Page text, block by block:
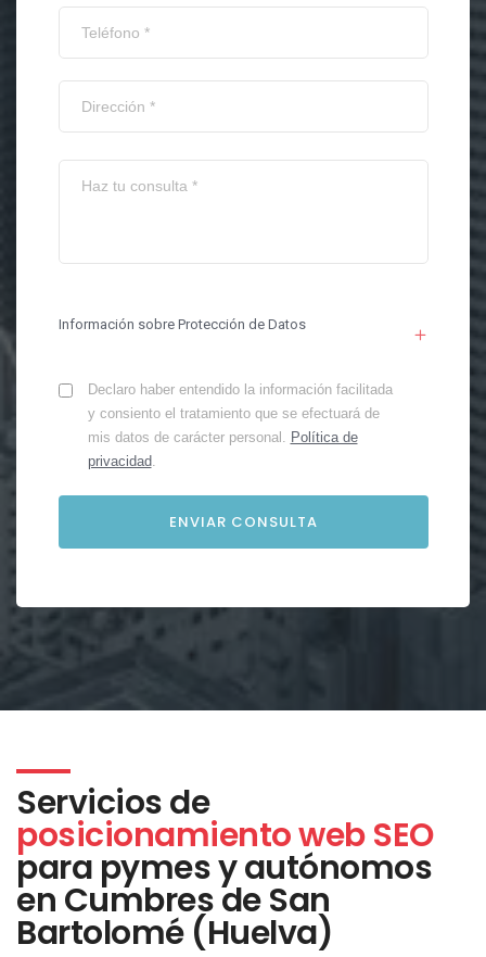
Información sobre Protección de Datos
Declaro haber entendido la información facilitada
y consiento el tratamiento que se efectuará de
mis datos de carácter personal. Política de
privacidad.
Servicios de
posicionamiento web SEO
para pymes y autónomos
en Cumbres de San
Bartolomé (Huelva)